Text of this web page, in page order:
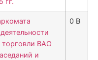
торговли ВАО
и
0 B